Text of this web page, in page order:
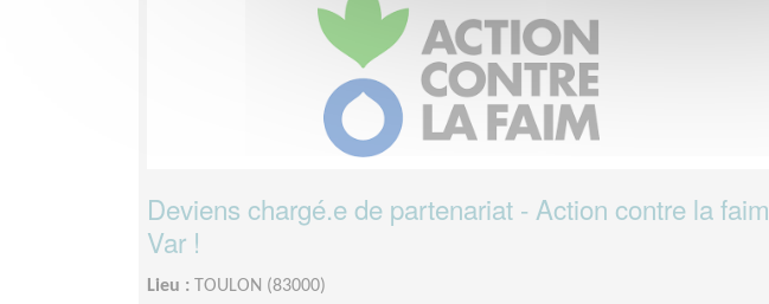
Deviens chargé.e de partenariat - Action contre la faim
Var !
Lieu :
TOULON (83000)